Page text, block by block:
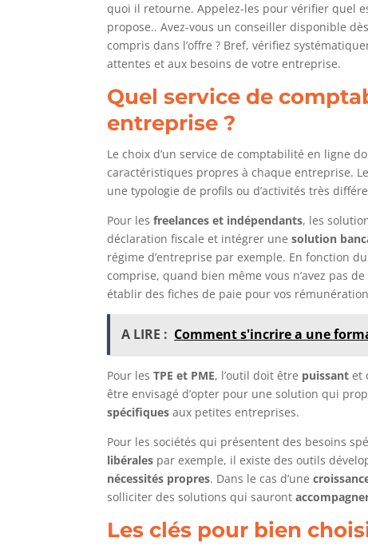
quoi il retourne. Appelez-les pour vérifier quel
propose.. Avez-vous un conseiller disponible
compris dans l’offre ? Bref, vérifiez
attentes et aux besoins de votre entreprise.
Quel service de
entreprise ?
Le choix d’un service de comptabilité en ligne
caractéristiques propres à chaque entreprise.
une typologie de profils ou d’activités très
Pour lesfreelances et indépendants, les
déclaration fiscale et intégrer unesolution
régime d’entreprise par exemple. En fonction
comprise, quand bien même vous n’avez pas
établir des fiches de paie pour vos
A LIRE : Comment s'incrire a une
Pour lesTPE et PME, l’outil doit être puissant et
être envisagé d’opter pour une solution qui
spécifiques aux petites entreprises.
Pour les sociétés qui présentent des besoins
libérales par exemple, il existe des outils
nécessités propres. Dans le cas d’une
solliciter des solutions qui sauront
Les clés pour bien